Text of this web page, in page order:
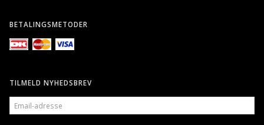
BETALINGSMETODER
TILMELD NYHEDSBREV
EMAIL-
ADRESSE